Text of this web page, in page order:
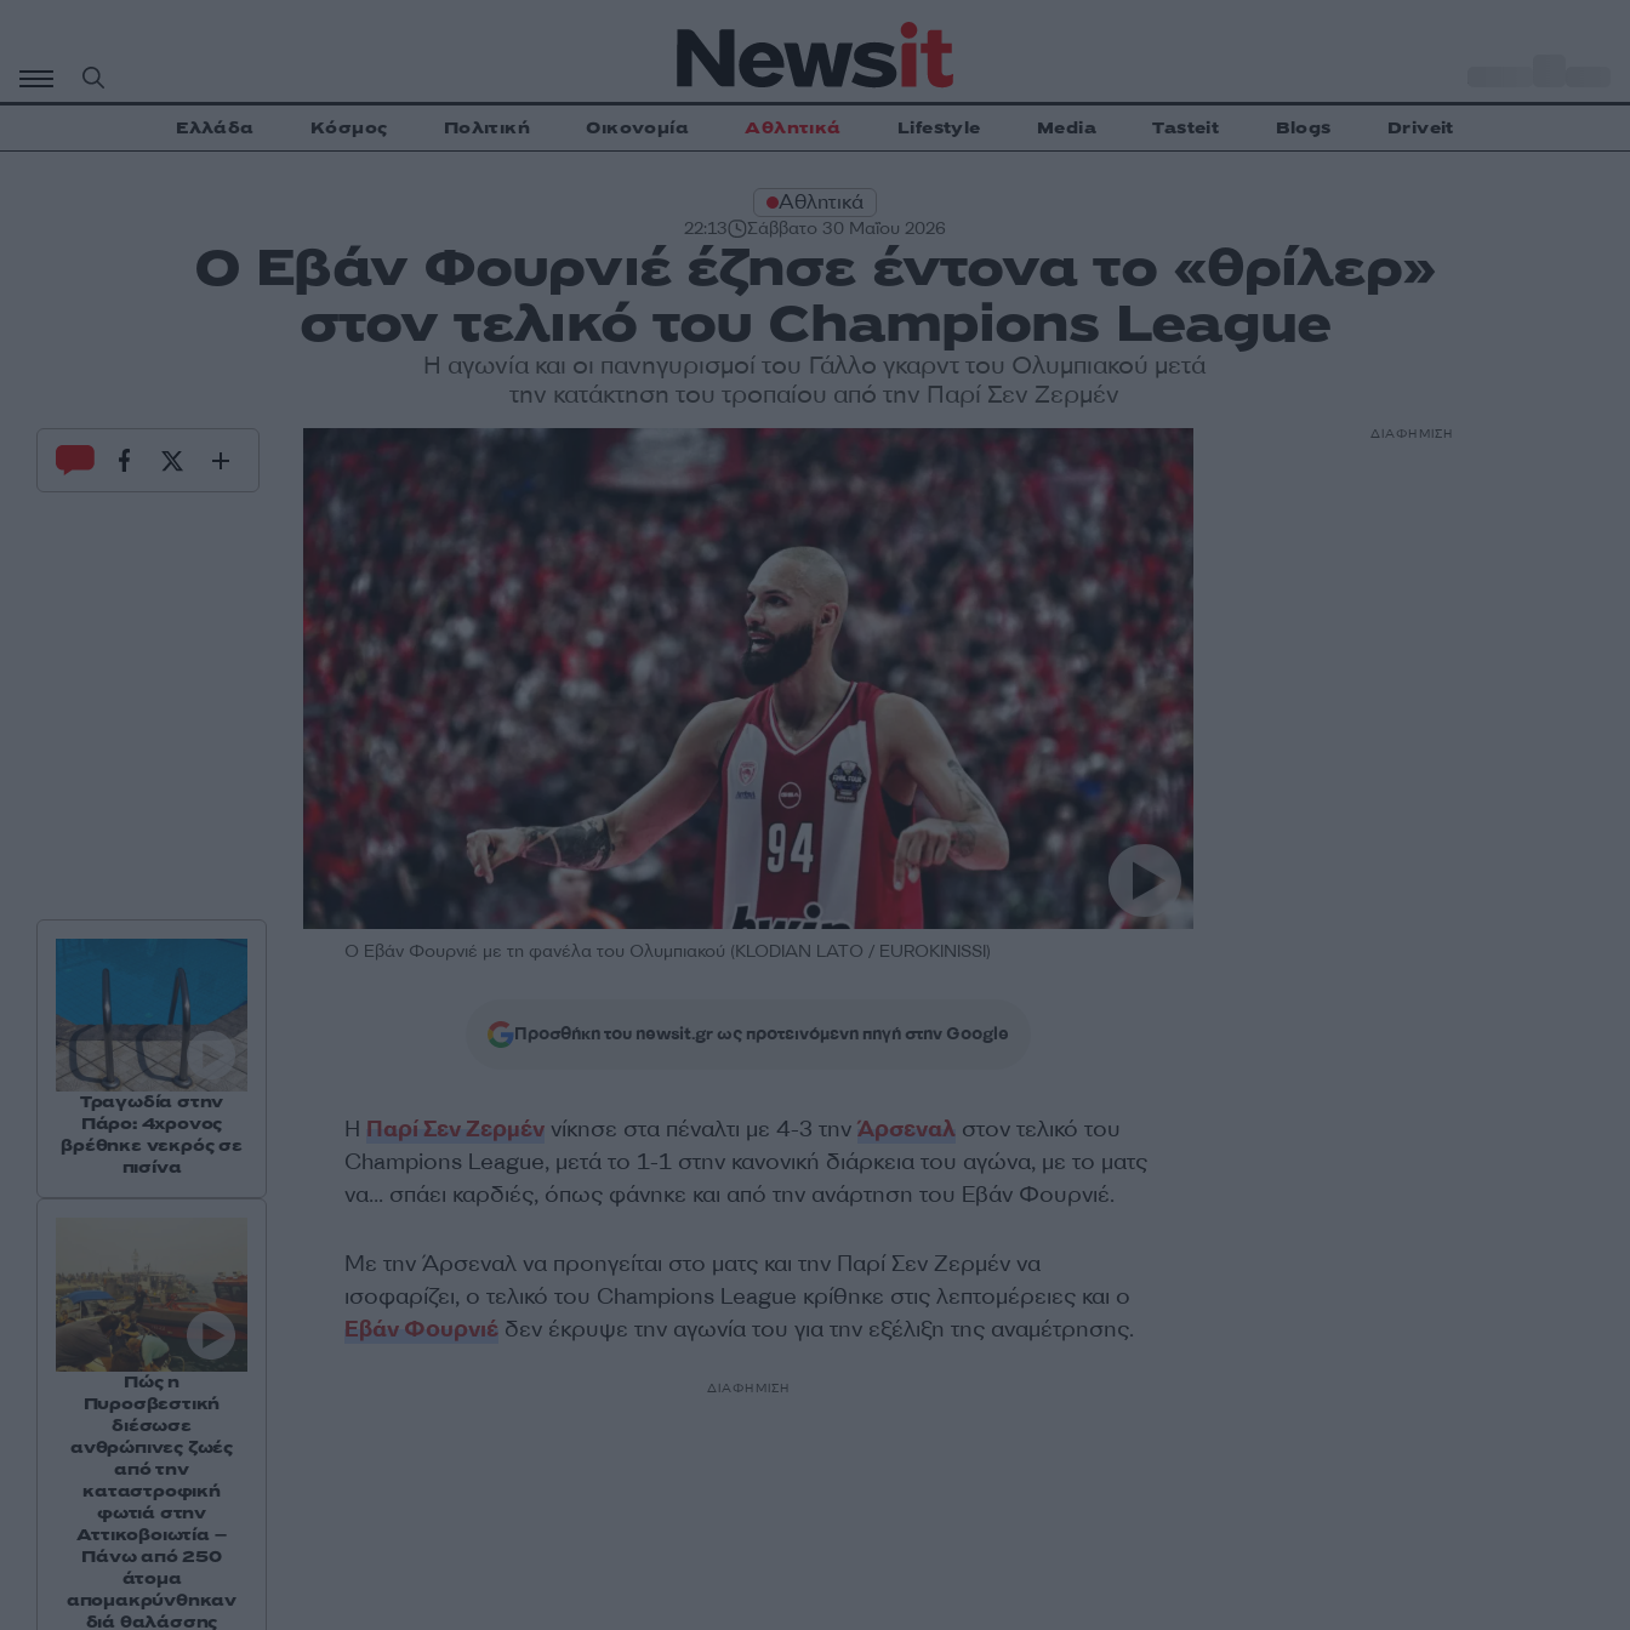
περιεχόμενο
Ελλάδα Κόσμος Πολιτική Οικονομία Αθλητικά Lifestyle Media Tasteit Blogs Driveit
Αθλητικά
22:13 Σάββατο 30 Μαΐου 2026
Ο Εβάν Φουρνιέ έζησε έντονα το «θρίλερ»
στον τελικό του Champions League
Η αγωνία και οι πανηγυρισμοί του Γάλλο γκαρντ του Ολυμπιακού μετά
την κατάκτηση του τροπαίου από την Παρί Σεν Ζερμέν
Ο Εβάν Φουρνιέ με τη φανέλα του Ολυμπιακού (KLODIAN LATO / EUROKINISSI)
Προσθήκη του newsit.gr ως προτεινόμενη πηγή στην Google
Η Παρί Σεν Ζερμέννίκησε στα πέναλτι με 4-3 την Άρσεναλστον τελικό του
Champions League, μετά το 1-1 στην κανονική διάρκεια του αγώνα, με το ματς
να… σπάει καρδιές, όπως φάνηκε και από την ανάρτηση του Εβάν Φουρνιέ.
Με την Άρσεναλ να προηγείται στο ματς και την Παρί Σεν Ζερμέν να
ισοφαρίζει, ο τελικό του Champions League κρίθηκε στις λεπτομέρειες και ο
Εβάν Φουρνιέδεν έκρυψε την αγωνία του για την εξέλιξη της αναμέτρησης.
ΔΙΑΦΗΜΙΣΗ
Τραγωδία στην
Πάρο: 4χρονος
βρέθηκε νεκρός σε
πισίνα
Πώς η
Πυροσβεστική
διέσωσε
ανθρώπινες ζωές
από την
καταστροφική
φωτιά στην
Αττικοβοιωτία –
Πάνω από 250
άτομα
απομακρύνθηκαν
διά θαλάσσης
ΔΙΑΦΗΜΙΣΗ